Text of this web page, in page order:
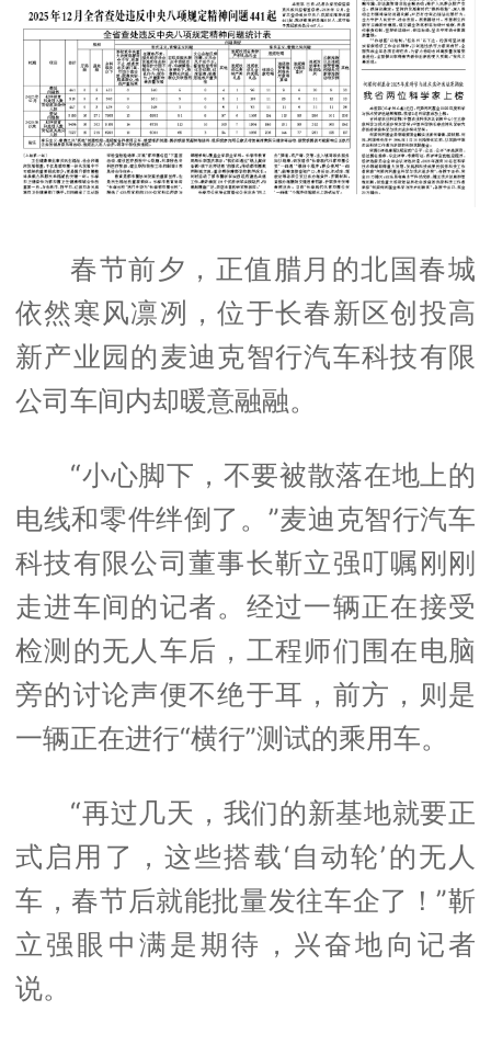
春节前夕，正值腊月的北国春城
依然寒风凛冽，位于长春新区创投高
新产业园的麦迪克智行汽车科技有限
公司车间内却暖意融融。
“小心脚下，不要被散落在地上的
电线和零件绊倒了。”麦迪克智行汽车
科技有限公司董事长靳立强叮嘱刚刚
走进车间的记者。经过一辆正在接受
检测的无人车后，工程师们围在电脑
旁的讨论声便不绝于耳，前方，则是
一辆正在进行“横行”测试的乘用车。
“再过几天，我们的新基地就要正
式启用了，这些搭载‘自动轮’的无人
车，春节后就能批量发往车企了！”靳
立强眼中满是期待，兴奋地向记者
说。